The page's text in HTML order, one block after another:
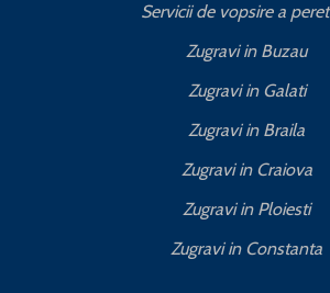
Servicii de vopsire a
Zugravi in Buzau
Zugravi in Galati
Zugravi in Braila
Zugravi in Craiova
Zugravi in Ploiesti
Zugravi in Constanta